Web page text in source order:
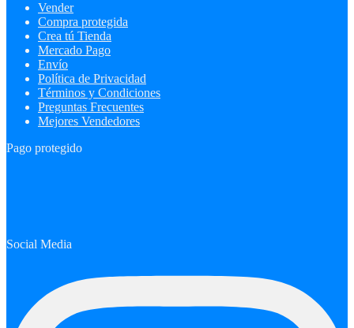
Vender
Compra protegida
Crea tú Tienda
Mercado Pago
Envío
Política de Privacidad
Términos y Condiciones
Preguntas Frecuentes
Mejores Vendedores
Pago protegido
Social Media